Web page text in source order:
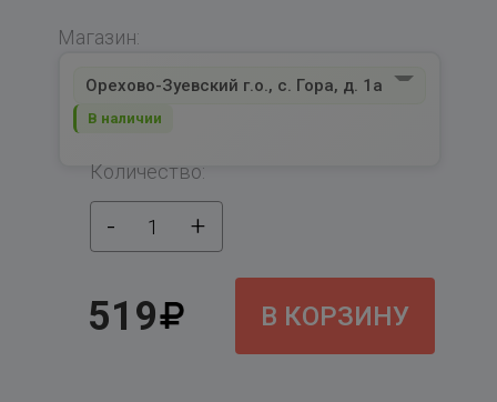
Магазин:
Орехово-Зуевский г.о., с. Гора, д. 1а
В наличии
Количество:
- 1 +
519 В КОРЗИНУ